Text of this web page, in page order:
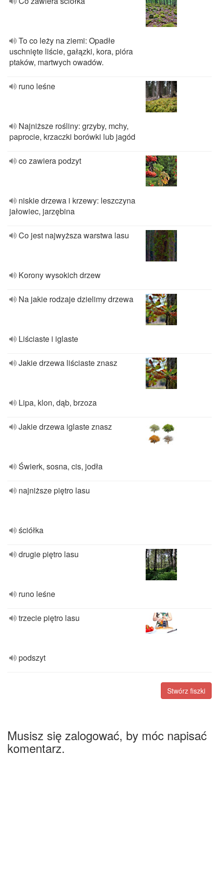
To co leży na ziemi: Opadłe
uschnięte liście, gałązki, kora, pióra
ptaków, martwych owadów.
runo leśne
Najniższe rośliny: grzyby, mchy,
paprocie, krzaczki borówki lub jagód
co zawiera podzyt
niskie drzewa i krzewy: leszczyna
jałowiec, jarzębina
Co jest najwyższa warstwa lasu
Korony wysokich drzew
Na jakie rodzaje dzielimy drzewa
Liściaste i iglaste
Jakie drzewa liściaste znasz
Lipa, klon, dąb, brzoza
Jakie drzewa iglaste znasz
Świerk, sosna, cis, jodła
najniższe piętro lasu
ściółka
drugie piętro lasu
runo leśne
trzecie piętro lasu
podszyt
Stwórz fiszki
Musisz się zalogować, by móc napisać
komentarz.